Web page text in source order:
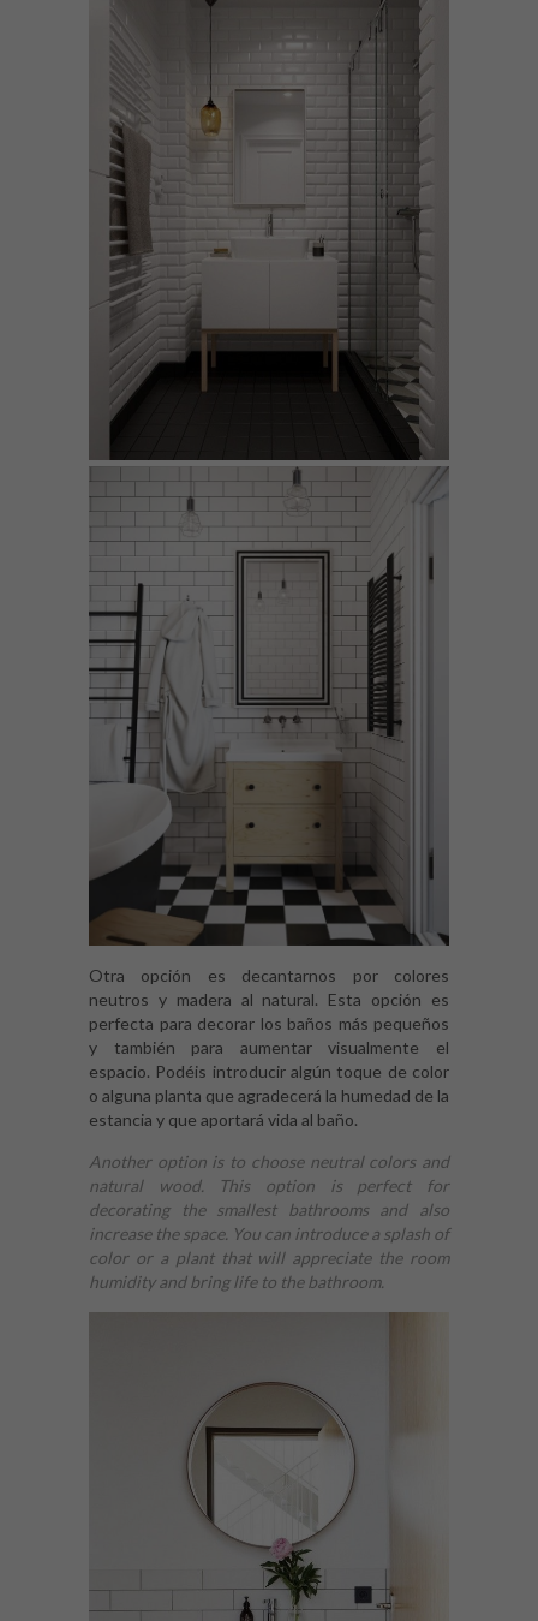
Otra opción es decantarnos por colores
neutros y madera al natural. Esta opción es
perfecta para decorar los baños más pequeños
y también para aumentar visualmente el
espacio. Podéis introducir algún toque de color
o alguna planta que agradecerá la humedad de la
estancia y que aportará vida al baño.
Another option is to choose neutral colors and
natural wood. This option is perfect for
decorating the smallest bathrooms and also
increase the space. You can introduce a splash of
color or a plant that will appreciate the room
humidity and bring life to the bathroom.